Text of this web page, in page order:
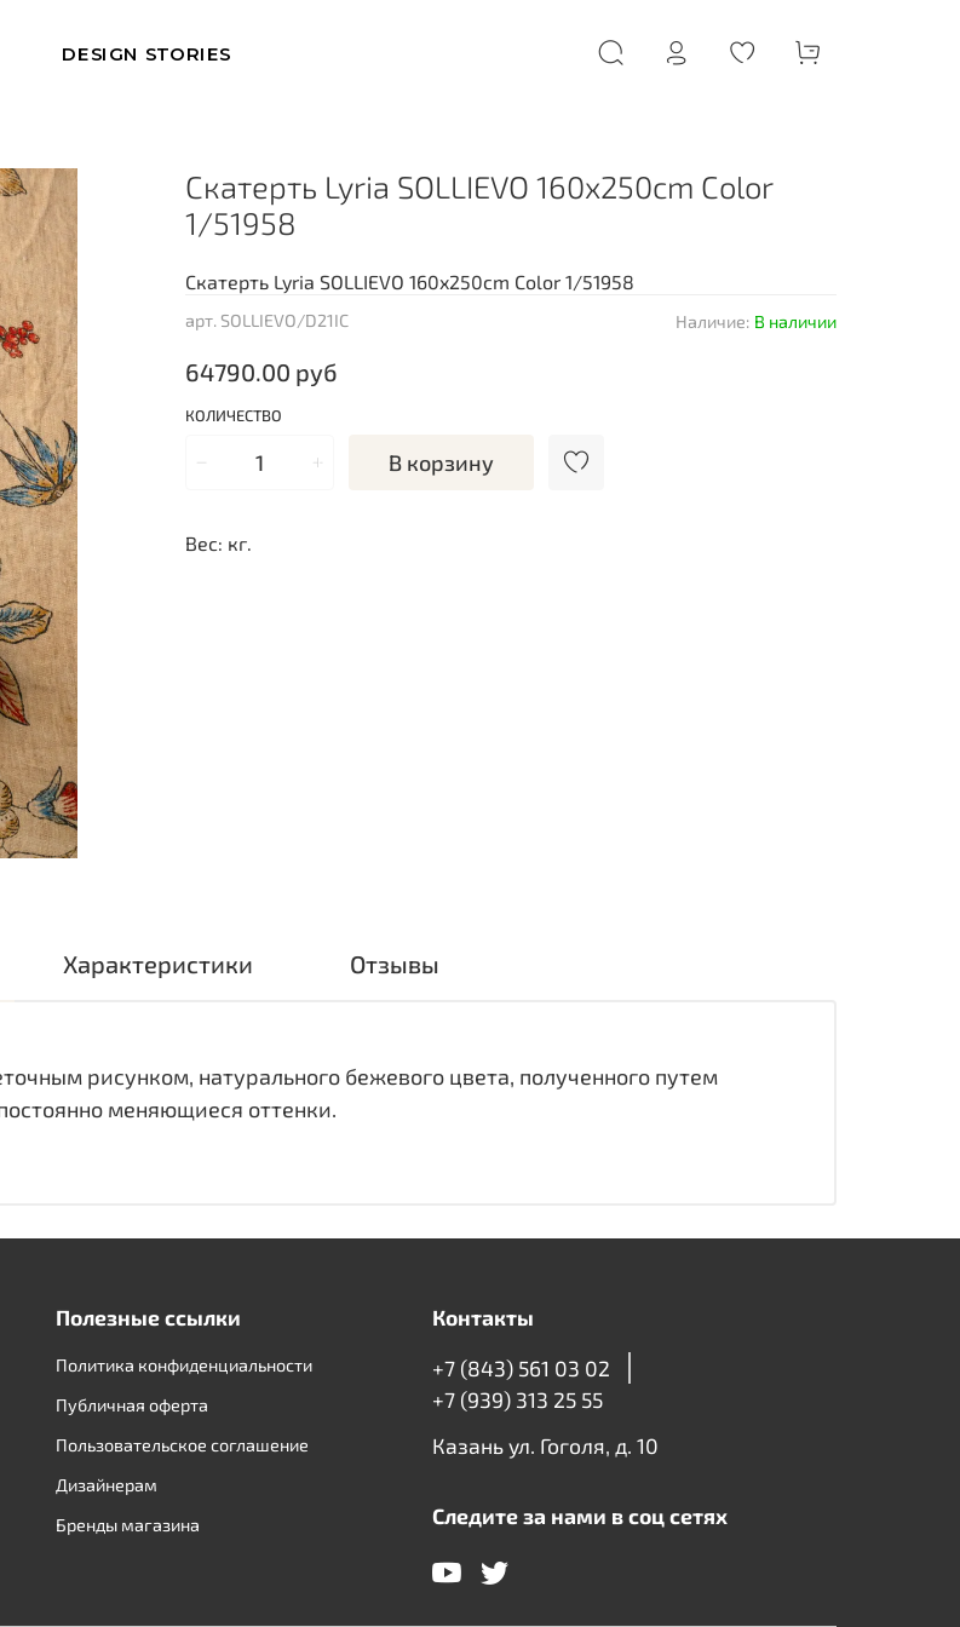
DESIGN STORIES
арт. SOLLIEVO/D21IC Наличие: В наличии
Скатерть Lyria SOLLIEVO 160x250cm Color
1/51958
64790.00 руб
КОЛИЧЕСТВО
В корзину
Скатерть Lyria SOLLIEVO 160x250cm Color 1/51958
Вес: кг.
Характеристики Отзывы
рисунком, натурального бежевого цвета, полученного путем
меняющиеся оттенки.
Полезные ссылки
Политика конфиденциальности
Публичная оферта
Пользовательское соглашение
Дизайнерам
Бренды магазина
Контакты
+7 (843) 561 03 02
+7 (939) 313 25 55
Казань ул. Гоголя, д. 10
Следите за нами в соц сетях